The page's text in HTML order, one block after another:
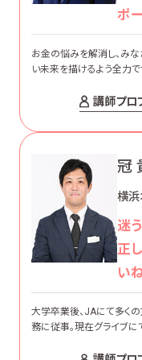
ポ
お金の悩みを解消し、み
い未来を描けるよう全力
講師プロ
冠
横浜
迷
正
い
大学卒業後、JAにて多く
務に従事。現在グライブ